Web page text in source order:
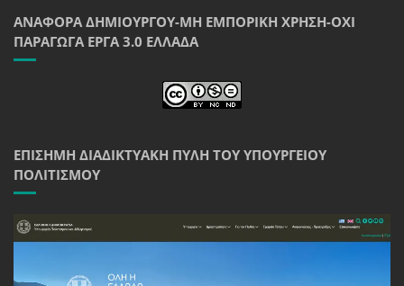
ΑΝΑΦΟΡΆ ΔΗΜΙΟΥΡΓΟΎ-ΜΗ ΕΜΠΟΡΙΚΉ ΧΡΉΣΗ-ΌΧΙ
ΠΑΡΆΓΩΓΑ ΈΡΓΑ 3.0 ΕΛΛΆΔΑ
ΕΠΊΣΗΜΗ ΔΙΑΔΙΚΤΥΑΚΉ ΠΎΛΗ ΤΟΥ ΥΠΟΥΡΓΕΊΟΥ
ΠΟΛΙΤΙΣΜΟΎ